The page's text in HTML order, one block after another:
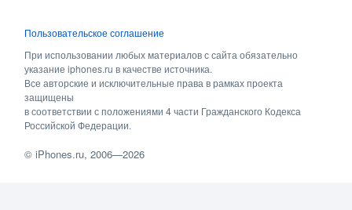
Пользовательское соглашение
При использовании любых материалов с сайта обязательно
указание iphones.ru в качестве источника.
Все авторские и исключительные права в рамках проекта
защищены
в соответствии с положениями 4 части Гражданского Кодекса
Российской Федерации.
©iPhones.ru, 2006—2026